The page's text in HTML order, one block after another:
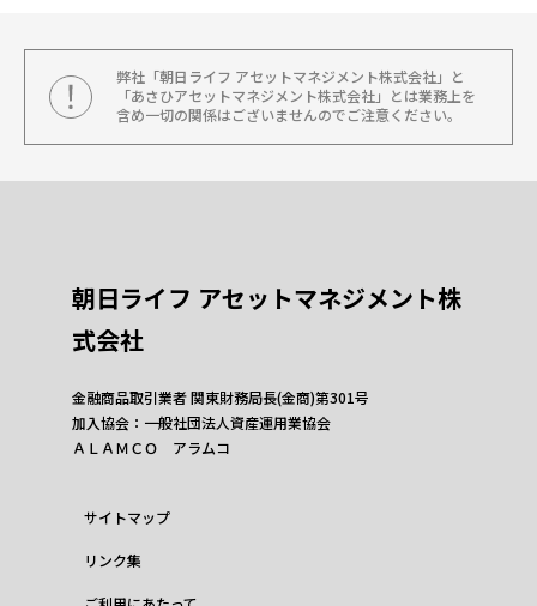
弊社「朝日ライフ アセットマネジメント株式会社」と
「あさひアセットマネジメント株式会社」とは業務上を
含め一切の関係はございませんのでご注意ください。
朝日ライフ アセットマネジメント株
式会社
金融商品取引業者 関東財務局長(金商)第301号
加入協会：一般社団法人資産運用業協会
ＡＬＡＭＣＯ アラムコ
サイトマップ
リンク集